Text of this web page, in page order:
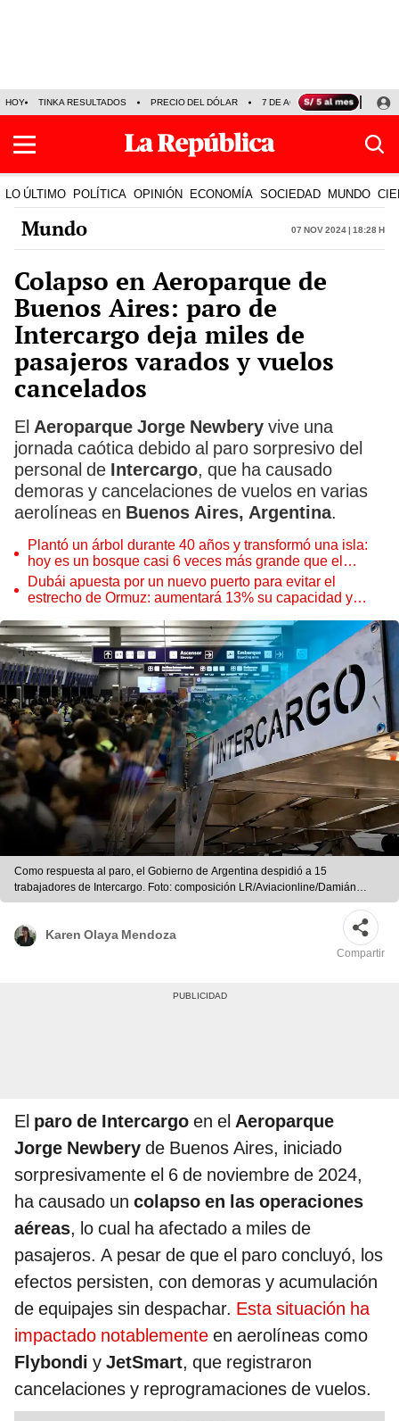
HOY TINKA RESULTADOS PRECIO DEL DÓLAR 7 DE AGOSTO OLLANTA
LO ÚLTIMO POLÍTICA OPINIÓN ECONOMÍA SOCIEDAD MUNDO
Mundo 07 Nov 2024 | 18:28 h
Colapso en Aeroparque de
Buenos Aires: paro de
Intercargo deja miles de
pasajeros varados y vuelos
cancelados
El Aeroparque Jorge Newbery vive una
jornada caótica debido al paro sorpresivo del
personal de Intercargo, que ha causado
demoras y cancelaciones de vuelos en varias
aerolíneas en Buenos Aires, Argentina.
Plantó un árbol durante 40 años y transformó una isla:
hoy es un bosque casi 6 veces más grande que el
Parque de las Leyendas
Dubái apuesta por un nuevo puerto para evitar el
estrecho de Ormuz: aumentará 13% su capacidad y
Como respuesta al paro, el Gobierno de Argentina despidió a 15
trabajadores de Intercargo. Foto: composición LR/Aviacionline/Damián
Dopacio/NA
Karen Olaya Mendoza
Compartir
El paro de Intercargo en el Aeroparque
Jorge Newbery de Buenos Aires, iniciado
sorpresivamente el 6 de noviembre de 2024,
ha causado un colapso en las operaciones
aéreas, lo cual ha afectado a miles de
pasajeros. A pesar de que el paro concluyó, los
efectos persisten, con demoras y acumulación
de equipajes sin despachar. Esta situación ha
impactado notablemente en aerolíneas como
Flybondi y JetSmart, que registraron
cancelaciones y reprogramaciones de vuelos.